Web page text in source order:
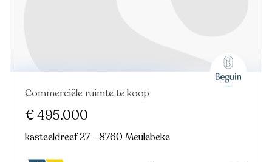
Nieuw
Commerciële ruimte te koop
€ 495.000
kasteeldreef 27 - 8760 Meulebeke